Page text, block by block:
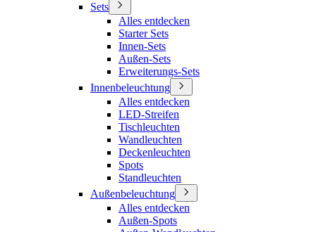
Sets
Alles entdecken
Starter Sets
Innen-Sets
Außen-Sets
Erweiterungs-Sets
Innenbeleuchtung
Alles entdecken
LED-Streifen
Tischleuchten
Wandleuchten
Deckenleuchten
Spots
Standleuchten
Außenbeleuchtung
Alles entdecken
Außen-Spots